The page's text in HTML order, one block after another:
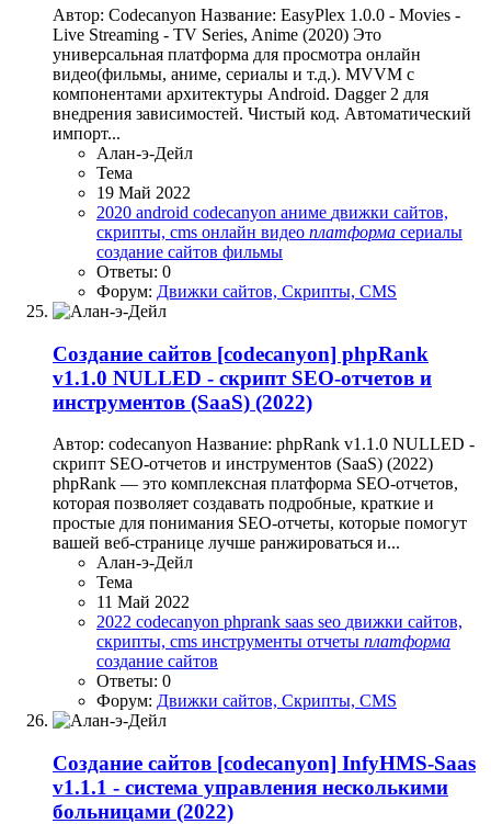
Автор: Codecanyon Название: EasyPlex 1.0.0 - Movies -
Live Streaming - TV Series, Anime (2020) Это
универсальная платформа для просмотра онлайн
видео(фильмы, аниме, сериалы и т.д.). MVVM с
компонентами архитектуры Android. Dagger 2 для
внедрения зависимостей. Чистый код. Автоматический
импорт...
Алан-э-Дейл
Тема
19 Май 2022
2020 android codecanyon аниме движки сайтов,
скрипты, cms онлайн видео платформа сериалы
создание сайтов фильмы
Ответы: 0
Форум: Движки сайтов, Скрипты, CMS
Создание сайтов [codecanyon] phpRank
v1.1.0 NULLED - скрипт SEO-отчетов и
инструментов (SaaS) (2022)
Автор: codecanyon Название: phpRank v1.1.0 NULLED -
скрипт SEO-отчетов и инструментов (SaaS) (2022)
phpRank — это комплексная платформа SEO-отчетов,
которая позволяет создавать подробные, краткие и
простые для понимания SEO-отчеты, которые помогут
вашей веб-странице лучше ранжироваться и...
Алан-э-Дейл
Тема
11 Май 2022
2022 codecanyon phprank saas seo движки сайтов,
скрипты, cms инструменты отчеты платформа
создание сайтов
Ответы: 0
Форум: Движки сайтов, Скрипты, CMS
Создание сайтов [codecanyon] InfyHMS-Saas
v1.1.1 - система управления несколькими
больницами (2022)